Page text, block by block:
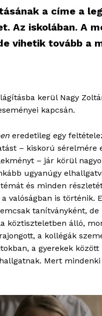
a címe a
Az iskolában. A
vihetik tovább a
kerül Nagy
kapcsán.
eredetileg egy
– kiskorú sérelmére
– jár körül
ugyanúgy
és minden
valóságban is történik.
tanítványként, de
köztiszteletben álló,
a kollégák
a gyerekek között
Mert mindenki